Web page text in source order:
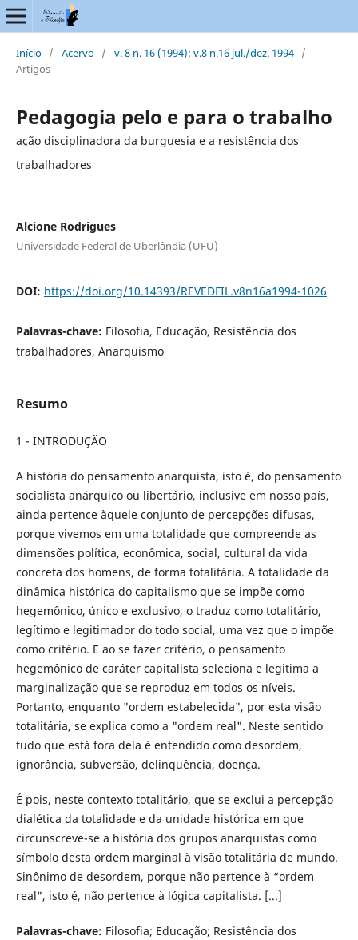
Início / Acervo / v. 8 n. 16 (1994): v.8 n.16 jul./dez. 1994 /
Artigos
Pedagogia pelo e para o trabalho
ação disciplinadora da burguesia e a resistência dos
trabalhadores
Alcione Rodrigues
Universidade Federal de Uberlândia (UFU)
DOI: https://doi.org/10.14393/REVEDFIL.v8n16a1994-1026
Palavras-chave: Filosofia, Educação, Resistência dos
trabalhadores, Anarquismo
Resumo
1 - INTRODUÇÃO
A história do pensamento anarquista, isto é, do pensamento
socialista anárquico ou libertário, inclusive em nosso país,
ainda pertence àquele conjunto de percepções difusas,
porque vivemos em uma totalidade que compreende as
dimensões política, econômica, social, cultural da vida
concreta dos homens, de forma totalitária. A totalidade da
dinâmica histórica do capitalismo que se impõe como
hegemônico, único e exclusivo, o traduz como totalitário,
legítimo e legitimador do todo social, uma vez que o impõe
como critério. E ao se fazer critério, o pensamento
hegemônico de caráter capitalista seleciona e legitima a
marginalização que se reproduz em todos os níveis.
Portanto, enquanto "ordem estabelecida", por esta visão
totalitária, se explica como a "ordem real". Neste sentido
tudo que está fora dela é entendido como desordem,
ignorância, subversão, delinquência, doença.
É pois, neste contexto totalitário, que se exclui a percepção
dialética da totalidade e da unidade histórica em que
circunscreve-se a história dos grupos anarquistas como
símbolo desta ordem marginal à visão totalitária de mundo.
Sinônimo de desordem, porque não pertence à “ordem
real", isto é, não pertence à lógica capitalista. [...]
Palavras-chave: Filosofia; Educação; Resistência dos